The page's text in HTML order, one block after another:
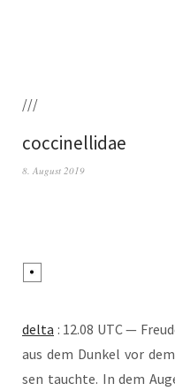
///
coccinellidae
8. August 2019
del­ta : 12.08 UTC —
aus dem Dun­kel vor
sen tauch­te. In dem